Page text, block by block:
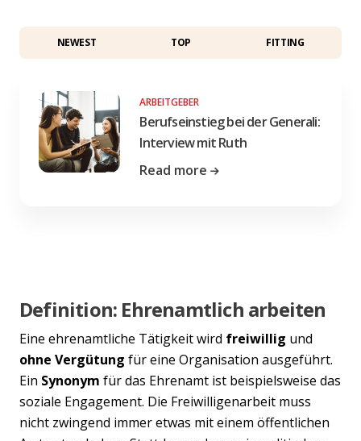
NEWEST TOP FITTING
ARBEITGEBER
Berufseinstieg bei der Generali:
Interview mit Ruth
Read more
Definition: Ehrenamtlich arbeiten
Eine ehrenamtliche Tätigkeit wird freiwillig und
ohne Vergütung für eine Organisation ausgeführt.
Ein Synonym für das Ehrenamt ist beispielsweise das
soziale Engagement. Die Freiwilligenarbeit muss
nicht zwingend immer etwas mit einem öffentlichen